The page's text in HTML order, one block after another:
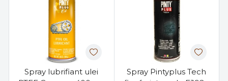
Spray lubrifiant ulei
Spray Pintyplus Tech